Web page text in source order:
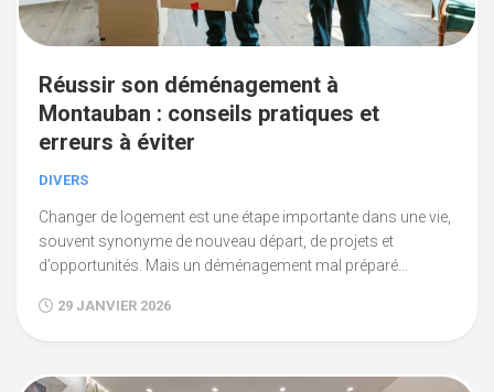
Réussir son déménagement à
Montauban : conseils pratiques et
erreurs à éviter
DIVERS
Changer de logement est une étape importante dans une vie,
souvent synonyme de nouveau départ, de projets et
d’opportunités. Mais un déménagement mal préparé...
29 JANVIER 2026